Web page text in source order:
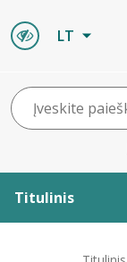
LT
Titulinis